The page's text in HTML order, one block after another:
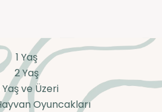
1 Yaş
2 Yaş
Yaş ve Üzeri
Oyuncakları